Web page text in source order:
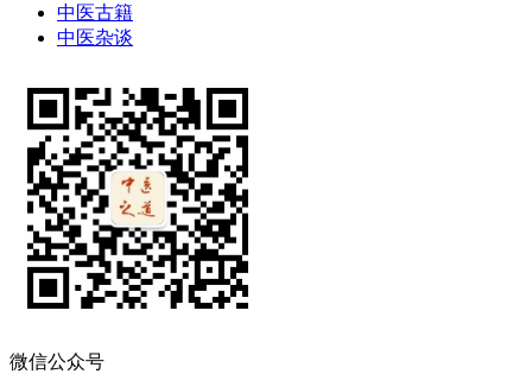
中医古籍
中医杂谈
微信公众号